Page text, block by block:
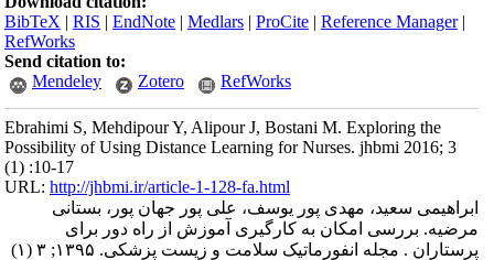
BibTeX |RIS |EndNote |Medlars |ProCite |Reference Manager
RefWorks
Send citation to:
Mendeley
Zotero RefWorks
Ebrahimi S, Mehdipour Y, Alipour J, Bostani M. Exploring the
Possibility of Using Distance Learning for Nurses. jhbmi 2016; 3
(1) :10-17
URL:http://jhbmi.ir/article-1-128-fa.html
ابراهیمی سعید، مهدی پور یوسف، علی پور جهان پور، بستانی
مرضیه. بررسی امکان به کارگیری آموزش از راه دور برای
پرستاران . مجله انفورماتیک سلامت و زیست پزشکی. ۱۳۹۵; ۳ (۱)